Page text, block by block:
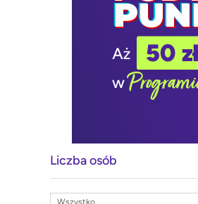
Liczba osób
Wszystko